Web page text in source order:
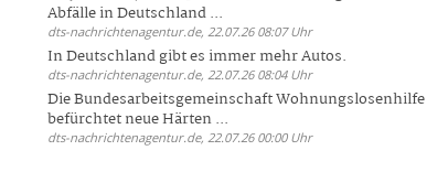
Abfälle in Deutschland ...
dts-nachrichtenagentur.de, 22.07.26 08:07 Uhr
In Deutschland gibt es immer mehr Autos.
dts-nachrichtenagentur.de, 22.07.26 08:04 Uhr
Die Bundesarbeitsgemeinschaft Wohnungslosenhilfe
befürchtet neue Härten ...
dts-nachrichtenagentur.de, 22.07.26 00:00 Uhr